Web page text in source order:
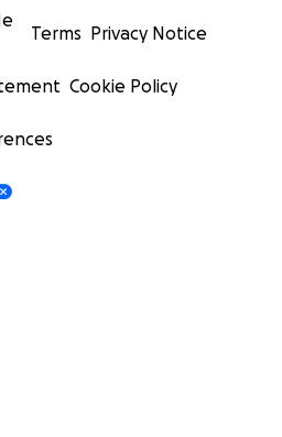
Terms Privacy Notice
Cookie Policy